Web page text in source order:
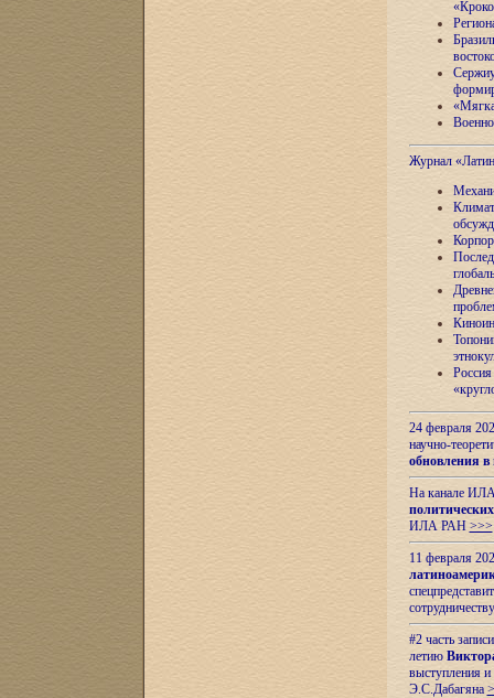
Журнал
24 февраля
научно-
обновления в
На канале
ИЛА РАН >>>
11 февраля
#2 часть
летию
выступления
Э.С.Дабагяна